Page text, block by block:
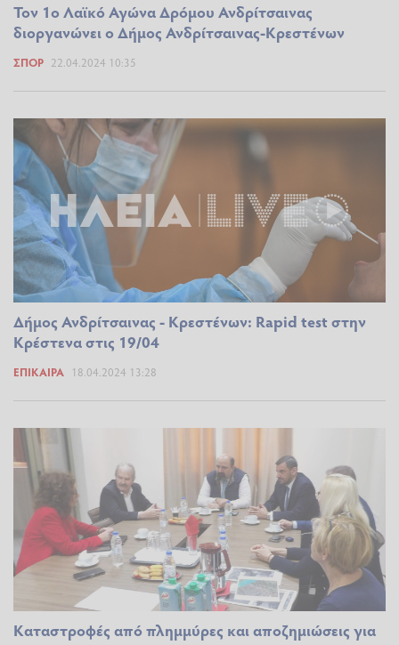
Τον 1ο Λαϊκό Αγώνα Δρόμου Ανδρίτσαινας
διοργανώνει ο Δήμος Ανδρίτσαινας-Κρεστένων
ΣΠΟΡ 22.04.2024 10:35
Δήμος Ανδρίτσαινας - Κρεστένων: Rapid test στην
Κρέστενα στις 19/04
ΕΠΊΚΑΙΡΑ 18.04.2024 13:28
Καταστροφές από πλημμύρες και αποζημιώσεις για